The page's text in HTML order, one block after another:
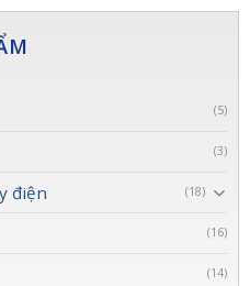
(5)
(3)
điện (18)
(16)
(14)